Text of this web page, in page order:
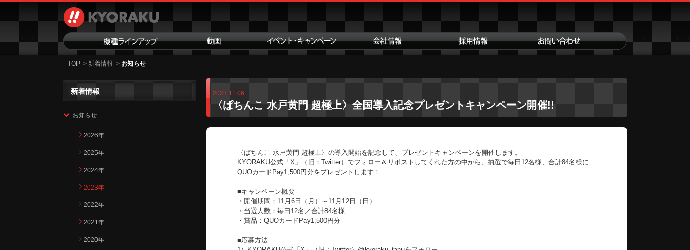
TOP > 新着情報 > お知らせ
新着情報
お知らせ
2026年
2025年
2024年
2023年
2022年
2021年
2020年
2023.11.06
〈ぱちんこ 水戸黄門 超極上〉全国導入記念プレゼントキャンペーン開催!!
〈ぱちんこ 水戸黄門 超極上〉の導入開始を記念して、プレゼントキャンペーンを開催します。
KYORAKU公式「X」（旧：Twitter）でフォロー＆リポストしてくれた方の中から、抽選で毎日12名様、合計84名様に
QUOカードPay1,500円分をプレゼントします！
■キャンペーン概要
・開催期間：11月6日（月）～11月12日（日）
・当選人数：毎日12名／合計84名様
・賞品：QUOカードPay1,500円分
■応募方法